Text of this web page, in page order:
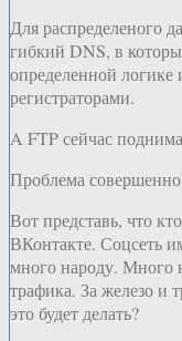
Для распределеного
гибкий DNS, в
определенной логике
регистраторами.
A FTP сейчас
Проблема
Вот представь, что
ВКонтакте. Соцсеть
много народу. Много
трафика. За железо и
это будет делать?